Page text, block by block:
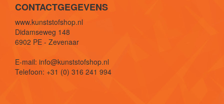
CONTACTGEGEVENS
www.kunststofshop.nl
Didamseweg 148
6902 PE - Zevenaar
E-mail: info@kunststofshop.nl
Telefoon: +31 (0) 316 241 994